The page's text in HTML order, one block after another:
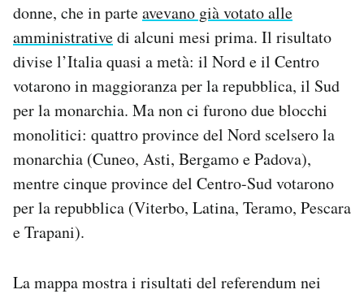
donne, che in parteavevano già votato alle
amministrativedi alcuni mesi prima. Il risultato
divise l’Italia quasi a metà: il Nord e il Centro
votarono in maggioranza per la repubblica, il Sud
per la monarchia. Ma non ci furono due blocchi
monolitici: quattro province del Nord scelsero la
monarchia (Cuneo, Asti, Bergamo e Padova),
mentre cinque province del Centro-Sud votarono
per la repubblica (Viterbo, Latina, Teramo, Pescara
e Trapani).
La mappa mostra i risultati del referendum nei